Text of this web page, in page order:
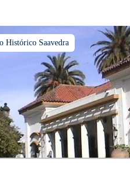
Histórico Saavedra